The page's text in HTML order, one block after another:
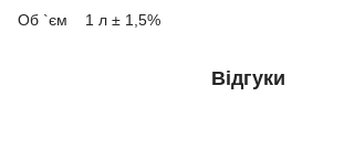
Об `єм 1 л ± 1,5%
Відгуки